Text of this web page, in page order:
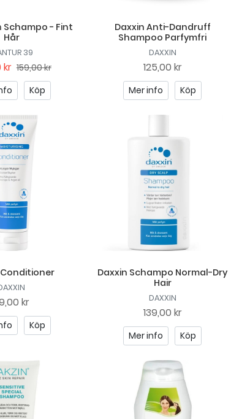
- Fint
Hår
39
kr 159,00 kr
Köp
Daxxin Anti-Dandruff
Shampoo Parfymfri
DAXXIN
125,00 kr
Mer info Köp
kr
Köp
Daxxin Schampo Normal-Dry
Hair
DAXXIN
139,00 kr
Mer info Köp